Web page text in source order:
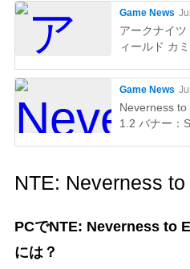
場（Tomato
Purple Ruby
Game News
アークナイツ
ィールド カ
器、ギア、パ
＆その他
Game News
Neverness to
1.2 バナー：
NTE: Neverness
PCでNTE: Neverness to
には？